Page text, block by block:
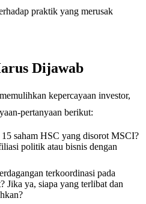
praktik yang merusak
Dijawab
kepercayaan investor,
pertanyaan berikut:
saham HSC yang disorot MSCI?
politik atau bisnis dengan
terkoordinasi pada
Jika ya, siapa yang terlibat dan